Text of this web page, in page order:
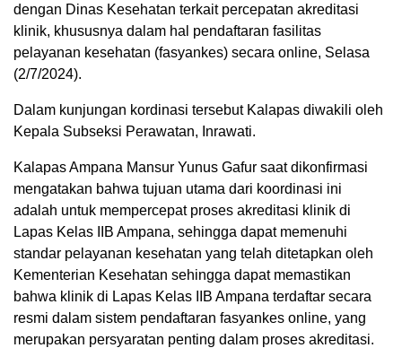
dengan Dinas Kesehatan terkait percepatan akreditasi
klinik, khususnya dalam hal pendaftaran fasilitas
pelayanan kesehatan (fasyankes) secara online, Selasa
(2/7/2024).
Dalam kunjungan kordinasi tersebut Kalapas diwakili oleh
Kepala Subseksi Perawatan, Inrawati.
Kalapas Ampana Mansur Yunus Gafur saat dikonfirmasi
mengatakan bahwa tujuan utama dari koordinasi ini
adalah untuk mempercepat proses akreditasi klinik di
Lapas Kelas IIB Ampana, sehingga dapat memenuhi
standar pelayanan kesehatan yang telah ditetapkan oleh
Kementerian Kesehatan sehingga dapat memastikan
bahwa klinik di Lapas Kelas IIB Ampana terdaftar secara
resmi dalam sistem pendaftaran fasyankes online, yang
merupakan persyaratan penting dalam proses akreditasi.